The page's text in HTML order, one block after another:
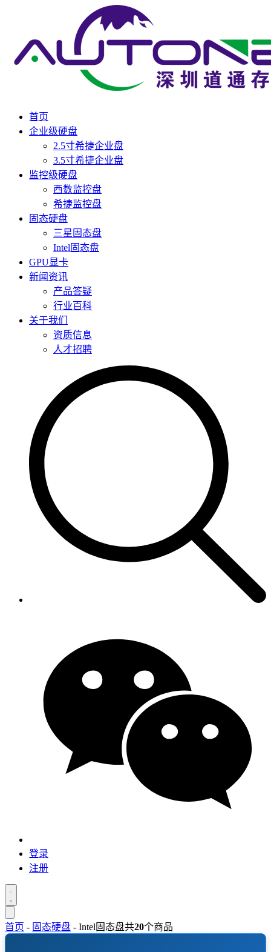
首页
企业级硬盘
2.5寸希捷企业盘
3.5寸希捷企业盘
监控级硬盘
西数监控盘
希捷监控盘
固态硬盘
三星固态盘
Intel固态盘
GPU显卡
新闻资讯
产品答疑
行业百科
关于我们
资质信息
人才招聘
登录
注册
首页 - 固态硬盘 - Intel固态盘共20个商品